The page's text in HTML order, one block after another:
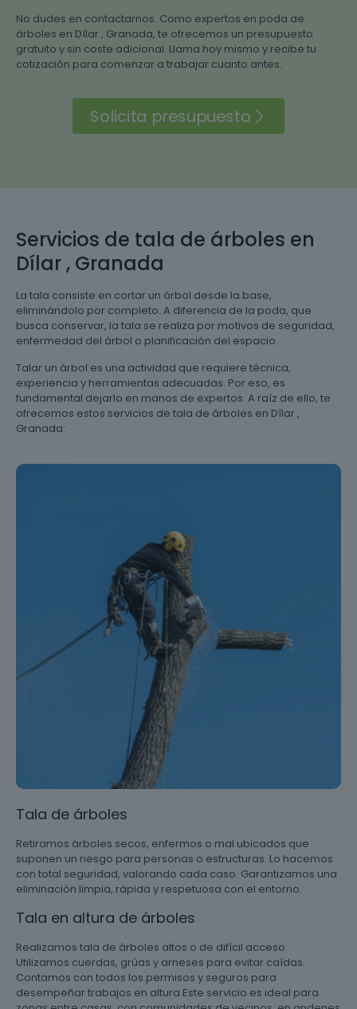
No dudes en contactarnos. Como expertos en poda de
árboles en Dílar , Granada, te ofrecemos un presupuesto
gratuito y sin coste adicional. Llama hoy mismo y recibe tu
cotización para comenzar a trabajar cuanto antes.
Solicita presupuesto
Servicios de tala de árboles en
Dílar , Granada
La tala consiste en cortar un árbol desde la base,
eliminándolo por completo. A diferencia de la poda, que
busca conservar, la tala se realiza por motivos de seguridad,
enfermedad del árbol o planificación del espacio.
Talar un árbol es una actividad que requiere técnica,
experiencia y herramientas adecuadas. Por eso, es
fundamental dejarlo en manos de expertos. A raíz de ello, te
ofrecemos estos servicios de tala de árboles en Dílar ,
Granada:
Tala de árboles
Retiramos árboles secos, enfermos o mal ubicados que
suponen un riesgo para personas o estructuras. Lo hacemos
con total seguridad, valorando cada caso. Garantizamos una
eliminación limpia, rápida y respetuosa con el entorno.
Tala en altura de árboles
Realizamos tala de árboles altos o de difícil acceso.
Utilizamos cuerdas, grúas y arneses para evitar caídas.
Contamos con todos los permisos y seguros para
desempeñar trabajos en altura Este servicio es ideal para